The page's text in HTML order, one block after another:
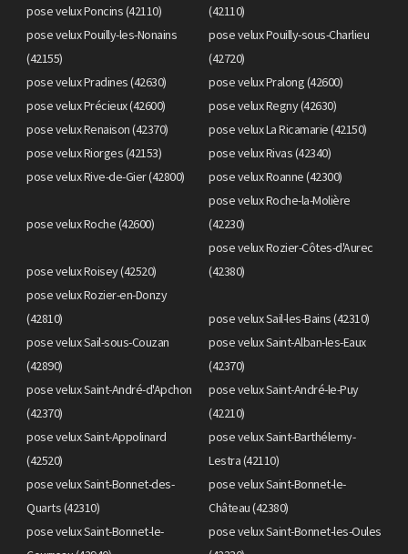
pose velux Poncins (42110)
(42110)
pose velux Pouilly-les-Nonains
(42155)
pose velux Pouilly-sous-Charlieu
(42720)
pose velux Pradines (42630)
pose velux Pralong (42600)
pose velux Précieux (42600)
pose velux Regny (42630)
pose velux Renaison (42370)
pose velux La Ricamarie (42150)
pose velux Riorges (42153)
pose velux Rivas (42340)
pose velux Rive-de-Gier (42800)
pose velux Roanne (42300)
pose velux Roche (42600)
pose velux Roche-la-Molière
(42230)
pose velux Roisey (42520)
pose velux Rozier-Côtes-d'Aurec
(42380)
pose velux Rozier-en-Donzy
(42810)
pose velux Sail-les-Bains (42310)
pose velux Sail-sous-Couzan
(42890)
pose velux Saint-Alban-les-Eaux
(42370)
pose velux Saint-André-d'Apchon
(42370)
pose velux Saint-André-le-Puy
(42210)
pose velux Saint-Appolinard
(42520)
pose velux Saint-Barthélemy-
Lestra (42110)
pose velux Saint-Bonnet-des-
Quarts (42310)
pose velux Saint-Bonnet-le-
Château (42380)
pose velux Saint-Bonnet-le-
pose velux Saint-Bonnet-les-Oules